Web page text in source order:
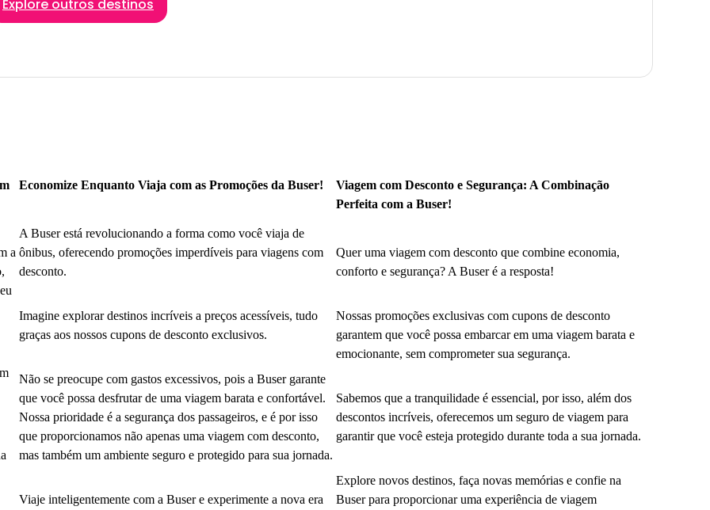
Explore outros destinos
a
Economize Enquanto Viaja com as Promoções da Buser!
A Buser está revolucionando a forma como você viaja de
ônibus, oferecendo promoções imperdíveis para viagens com
desconto.
Imagine explorar destinos incríveis a preços acessíveis, tudo
graças aos nossos cupons de desconto exclusivos.
Não se preocupe com gastos excessivos, pois a Buser garante
que você possa desfrutar de uma viagem barata e confortável.
Nossa prioridade é a segurança dos passageiros, e é por isso
que proporcionamos não apenas uma viagem com desconto,
mas também um ambiente seguro e protegido para sua jornada.
Viaje inteligentemente com a Buser e experimente a nova era
Viagem com Desconto e Segurança: A Combinação
Perfeita com a Buser!
Quer uma viagem com desconto que combine economia,
conforto e segurança? A Buser é a resposta!
Nossas promoções exclusivas com cupons de desconto
garantem que você possa embarcar em uma viagem barata e
emocionante, sem comprometer sua segurança.
Sabemos que a tranquilidade é essencial, por isso, além dos
descontos incríveis, oferecemos um seguro de viagem para
garantir que você esteja protegido durante toda a sua jornada.
Explore novos destinos, faça novas memórias e confie na
Buser para proporcionar uma experiência de viagem